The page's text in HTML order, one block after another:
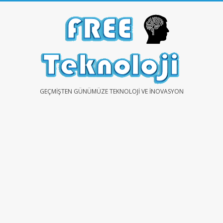
FREEGEÇMIŞTEN GÜNÜMÜZE TEKNOLOJI VE İNOVASYON